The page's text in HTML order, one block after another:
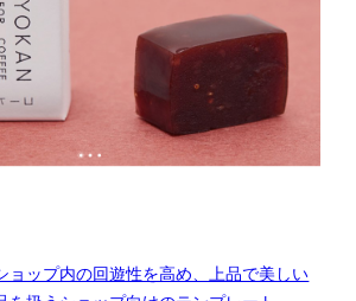
ョップ内の回遊性を高め、上品で美しい